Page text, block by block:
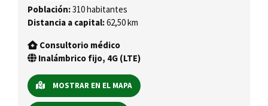
Población:310 habitantes
Distancia a capital:62,50 km
Consultorio médico
Inalámbrico fijo, 4G (LTE)
MOSTRAR EN EL MAPA